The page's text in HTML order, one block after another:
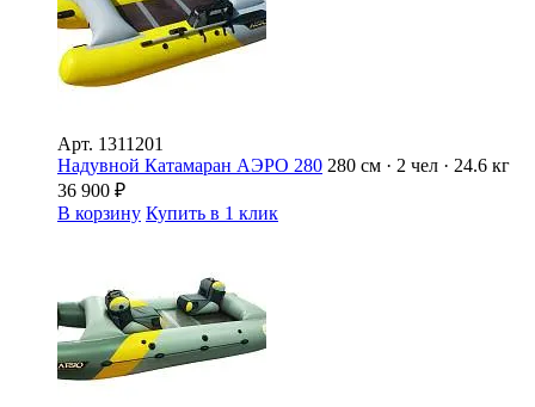
Арт. 1311201
Надувной Катамаран АЭРО 280 280 см · 2 чел · 24.6 кг
36 900 ₽
В корзину Купить в 1 клик